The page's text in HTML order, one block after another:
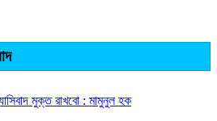
মুক্ত রাখবো : মামুনুল হক